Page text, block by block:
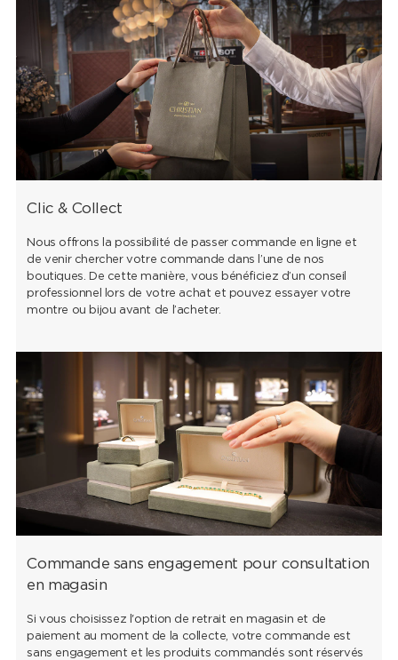
Clic & Collect
Nous offrons la possibilité de passer commande en ligne et
de venir chercher votre commande dans l’une de nos
boutiques. De cette manière, vous bénéficiez d’un conseil
professionnel lors de votre achat et pouvez essayer votre
montre ou bijou avant de l’acheter.
Commande sans engagement pour consultation
en magasin
Si vous choisissez l'option de retrait en magasin et de
paiement au moment de la collecte, votre commande est
sans engagement et les produits commandés sont réservés